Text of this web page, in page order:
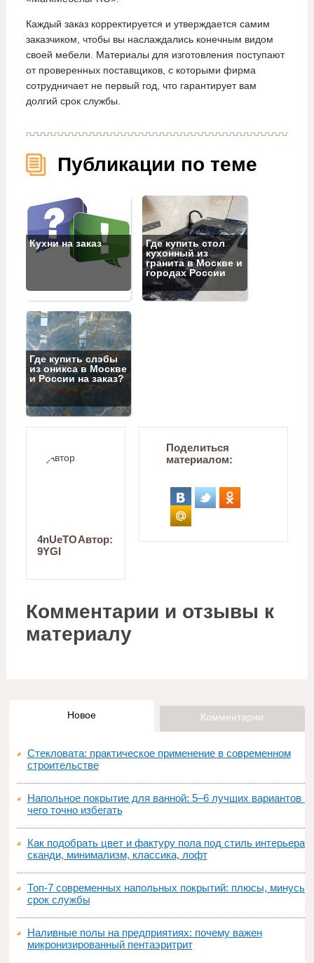
Каждый заказ корректируется и утверждается самим
заказчиком, чтобы вы наслаждались конечным видом
своей мебели. Материалы для изготовления поступают
от проверенных поставщиков, с которыми фирма
сотрудничает не первый год, что гарантирует вам
долгий срок службы.
Публикации по теме
Кухни на заказ
Где купить стол
кухонный из
гранита в Москве и
городах России
Где купить слэбы
из оникса в Москве
и России на заказ?
Автор:
4nUeTO
9YGI
Поделиться
материалом:
Комментарии и отзывы к
материалу
Новое Комментарии
Стекловата: практическое применение в современном
строительстве
Напольное покрытие для ванной: 5–6 лучших вариантов и
чего точно избегать
Как подобрать цвет и фактуру пола под стиль интерьера:
сканди, минимализм, классика, лофт
Топ‑7 современных напольных покрытий: плюсы, минусы,
срок службы
Наливные полы на предприятиях: почему важен
микронизированный пентаэритрит